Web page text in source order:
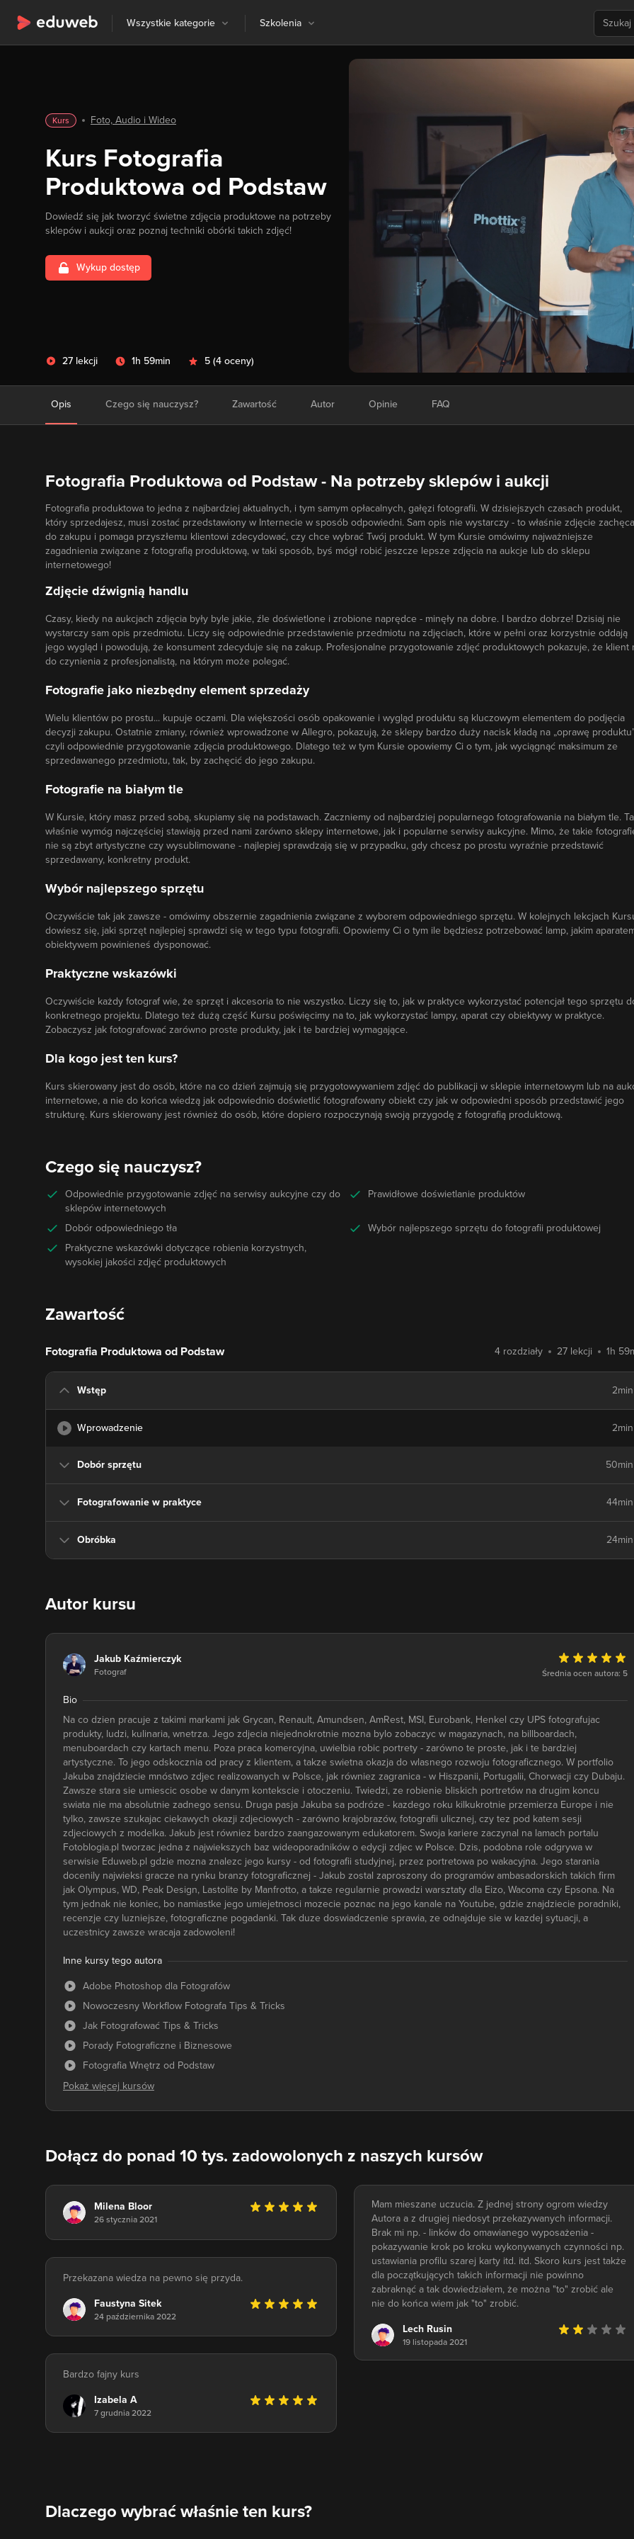
Wszystkie kategorie Szkolenia
Kurs Foto, Audio i Wideo
Kurs Fotografia
Produktowa od Podstaw
Dowiedź się jak tworzyć świetne zdjęcia produktowe na potrzeby
sklepów i aukcji oraz poznaj techniki obórki takich zdjęć!
Wykup dostęp
27 lekcji 1h 59min 5 (4 oceny)
Opis Czego się nauczysz? Zawartość Autor Opinie FAQ
Fotografia Produktowa od Podstaw - Na potrzeby sklepów i aukcji
Fotografia produktowa to jedna z najbardziej aktualnych, i tym samym opłacalnych, gałęzi fotografii. W dzisiejszych czasach produkt,
który sprzedajesz, musi zostać przedstawiony w Internecie w sposób odpowiedni. Sam opis nie wystarczy - to właśnie zdjęcie zachęca
do zakupu i pomaga przyszłemu klientowi zdecydować, czy chce wybrać Twój produkt. W tym Kursie omówimy najważniejsze
zagadnienia związane z fotografią produktową, w taki sposób, byś mógł robić jeszcze lepsze zdjęcia na aukcje lub do sklepu
internetowego!
Zdjęcie dźwignią handlu
Czasy, kiedy na aukcjach zdjęcia były byle jakie, źle doświetlone i zrobione naprędce - minęły na dobre. I bardzo dobrze! Dzisiaj nie
wystarczy sam opis przedmiotu. Liczy się odpowiednie przedstawienie przedmiotu na zdjęciach, które w pełni oraz korzystnie oddają
jego wygląd i powodują, że konsument zdecyduje się na zakup. Profesjonalne przygotowanie zdjęć produktowych pokazuje, że klient
do czynienia z profesjonalistą, na którym może polegać.
Fotografie jako niezbędny element sprzedaży
Wielu klientów po prostu... kupuje oczami. Dla większości osób opakowanie i wygląd produktu są kluczowym elementem do podjęcia
decyzji zakupu. Ostatnie zmiany, również wprowadzone w Allegro, pokazują, że sklepy bardzo duży nacisk kładą na „oprawę
czyli odpowiednie przygotowanie zdjęcia produktowego. Dlatego też w tym Kursie opowiemy Ci o tym, jak wyciągnąć maksimum ze
sprzedawanego przedmiotu, tak, by zachęcić do jego zakupu.
Fotografie na białym tle
W Kursie, który masz przed sobą, skupiamy się na podstawach. Zaczniemy od najbardziej popularnego fotografowania na białym tle.
właśnie wymóg najczęściej stawiają przed nami zarówno sklepy internetowe, jak i popularne serwisy aukcyjne. Mimo, że takie
nie są zbyt artystyczne czy wysublimowane - najlepiej sprawdzają się w przypadku, gdy chcesz po prostu wyraźnie przedstawić
sprzedawany, konkretny produkt.
Wybór najlepszego sprzętu
Oczywiście tak jak zawsze - omówimy obszernie zagadnienia związane z wyborem odpowiedniego sprzętu. W kolejnych lekcjach
dowiesz się, jaki sprzęt najlepiej sprawdzi się w tego typu fotografii. Opowiemy Ci o tym ile będziesz potrzebować lamp, jakim
obiektywem powinieneś dysponować.
Praktyczne wskazówki
Oczywiście każdy fotograf wie, że sprzęt i akcesoria to nie wszystko. Liczy się to, jak w praktyce wykorzystać potencjał tego sprzętu
konkretnego projektu. Dlatego też dużą część Kursu poświęcimy na to, jak wykorzystać lampy, aparat czy obiektywy w praktyce.
Zobaczysz jak fotografować zarówno proste produkty, jak i te bardziej wymagające.
Dla kogo jest ten kurs?
Kurs skierowany jest do osób, które na co dzień zajmują się przygotowywaniem zdjęć do publikacji w sklepie internetowym lub na
internetowe, a nie do końca wiedzą jak odpowiednio doświetlić fotografowany obiekt czy jak w odpowiedni sposób przedstawić jego
strukturę. Kurs skierowany jest również do osób, które dopiero rozpoczynają swoją przygodę z fotografią produktową.
Czego się nauczysz?
Odpowiednie przygotowanie zdjęć na serwisy aukcyjne czy do
sklepów internetowych
Prawidłowe doświetlanie produktów
Dobór odpowiedniego tła
Wybór najlepszego sprzętu do fotografii produktowej
Praktyczne wskazówki dotyczące robienia korzystnych,
wysokiej jakości zdjęć produktowych
Zawartość
Fotografia Produktowa od Podstaw 4 rozdziały 27 lekcji 1h
Wstęp 2min
Wprowadzenie 2min
Dobór sprzętu 50min
Fotografowanie w praktyce 44min
Obróbka 24min
Autor kursu
Jakub Kaźmierczyk
Fotograf Średnia ocen autora: 5
Bio
Na co dzien pracuje z takimi markami jak Grycan, Renault, Amundsen, AmRest, MSI, Eurobank, Henkel czy UPS fotografujac
produkty, ludzi, kulinaria, wnetrza. Jego zdjecia niejednokrotnie mozna bylo zobaczyc w magazynach, na billboardach,
menuboardach czy kartach menu. Poza praca komercyjna, uwielbia robic portrety - zarówno te proste, jak i te bardziej
artystyczne. To jego odskocznia od pracy z klientem, a takze swietna okazja do wlasnego rozwoju fotograficznego. W portfolio
Jakuba znajdziecie mnóstwo zdjec realizowanych w Polsce, jak równiez zagranica - w Hiszpanii, Portugalii, Chorwacji czy Dubaju.
Zawsze stara sie umiescic osobe w danym kontekscie i otoczeniu. Twiedzi, ze robienie bliskich portretów na drugim koncu
swiata nie ma absolutnie zadnego sensu. Druga pasja Jakuba sa podróze - kazdego roku kilkukrotnie przemierza Europe i nie
tylko, zawsze szukajac ciekawych okazji zdjeciowych - zarówno krajobrazów, fotografii ulicznej, czy tez pod katem sesji
zdjeciowych z modelka. Jakub jest równiez bardzo zaangazowanym edukatorem. Swoja kariere zaczynal na lamach portalu
Fotoblogia.pl tworzac jedna z najwiekszych baz wideoporadników o edycji zdjec w Polsce. Dzis, podobna role odgrywa w
serwisie Eduweb.pl gdzie mozna znalezc jego kursy - od fotografii studyjnej, przez portretowa po wakacyjna. Jego starania
docenily najwieksi gracze na rynku branzy fotograficznej - Jakub zostal zaproszony do programów ambasadorskich takich firm
jak Olympus, WD, Peak Design, Lastolite by Manfrotto, a takze regularnie prowadzi warsztaty dla Eizo, Wacoma czy Epsona. Na
tym jednak nie koniec, bo namiastke jego umiejetnosci mozecie poznac na jego kanale na Youtube, gdzie znajdziecie poradniki,
recenzje czy luzniejsze, fotograficzne pogadanki. Tak duze doswiadczenie sprawia, ze odnajduje sie w kazdej sytuacji, a
uczestnicy zawsze wracaja zadowoleni!
Inne kursy tego autora
Adobe Photoshop dla Fotografów
Nowoczesny Workflow Fotografa Tips & Tricks
Jak Fotografować Tips & Tricks
Porady Fotograficzne i Biznesowe
Fotografia Wnętrz od Podstaw
Dołącz do ponad 10 tys. zadowolonych z naszych kursów
Milena Bloor
26 stycznia 2021
Mam mieszane uczucia. Z jednej strony ogrom wiedzy
Autora a z drugiej niedosyt przekazywanych informacji.
Brak mi np. - linków do omawianego wyposażenia -
pokazywanie krok po kroku wykonywanych czynności np.
ustawiania profilu szarej karty itd. itd. Skoro kurs jest także
dla początkujących takich informacji nie powinno
zabraknąć a tak dowiedziałem, że można "to" zrobić ale
nie do końca wiem jak "to" zrobić.
Lech Rusin
19 listopada 2021
Przekazana wiedza na pewno się przyda.
Faustyna Sitek
24 października 2022
Bardzo fajny kurs
Izabela A
7 grudnia 2022
Dlaczego wybrać właśnie ten kurs?